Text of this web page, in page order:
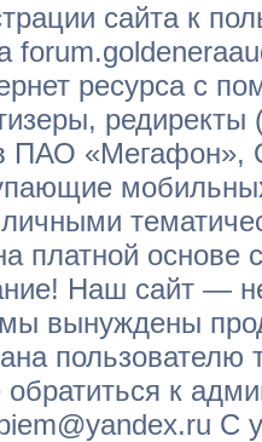
сайта к
ресурса с
ПАО
платной основе
Наш сайт —
вынуждены
пользователю
к
С